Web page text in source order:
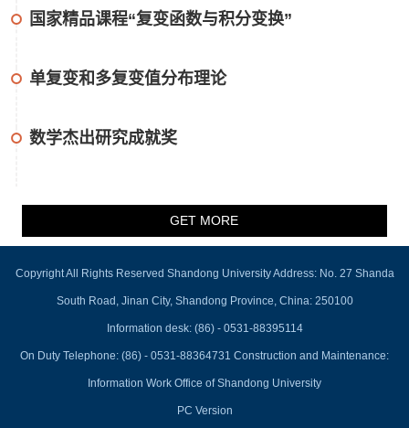
国家精品课程“复变函数与积分变换”
单复变和多复变值分布理论
数学杰出研究成就奖
GET MORE
Copyright All Rights Reserved Shandong University Address: No. 27 Shanda
South Road, Jinan City, Shandong Province, China: 250100
Information desk: (86) - 0531-88395114
On Duty Telephone: (86) - 0531-88364731 Construction and Maintenance:
Information Work Office of Shandong University
PC Version